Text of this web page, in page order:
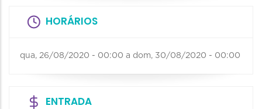
HORÁRIOS
qua, 26/08/2020 - 00:00 a dom, 30/08/2020 - 00:00
ENTRADA